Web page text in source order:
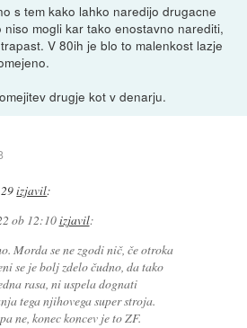
s tem kako lahko naredijo drugacne
mogli kar tako enostavno narediti,
V 80ih je blo to malenkost lazje
drugje kot v denarju.
izjavil:
ob 12:10izjavil:
Morda se ne zgodi nič, če otroka
se je bolj zdelo čudno, da tako
rasa, ni uspela dognati
tega njihovega super stroja.
ne, konec koncev je to ZF.